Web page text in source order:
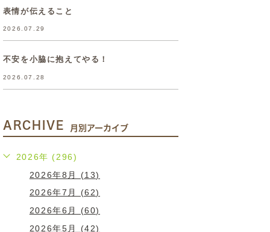
表情が伝えること
2026.07.29
不安を小脇に抱えてやる！
2026.07.28
ARCHIVE 月別アーカイブ
2026年 (296)
2026年8月 (13)
2026年7月 (62)
2026年6月 (60)
2026年5月 (42)